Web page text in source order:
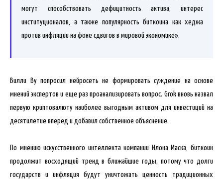
могут способствовать дефицитность актива, интерес
институционалов, а также популярность биткоина как хеджа
против инфляции на фоне сдвигов в мировой экономике».
Вилли Ву попросил нейросеть не формировать суждение на основе
мнений экспертов и еще раз проанализировать вопрос. Grok вновь назвал
первую криптовалюту наиболее выгодным активом для инвестиций на
десятилетие вперед и добавил собственное объяснение.
По мнению искусственного интеллекта компании Илона Маска, биткоин
продолжит восходящий тренд в ближайшие годы, потому что долги
государств и инфляция будут уничтожать ценность традиционных